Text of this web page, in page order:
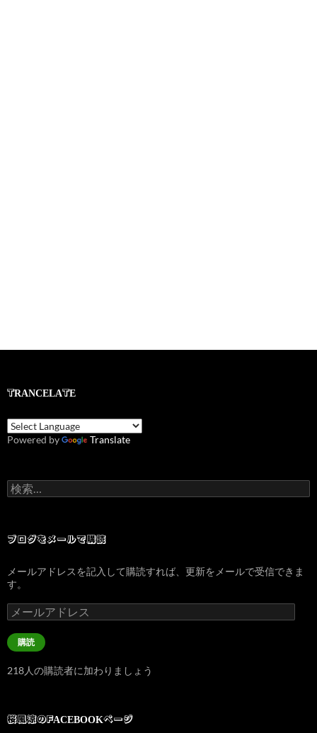
TRANCELATE
Powered by Translate
検
索:
ブログをメールで購読
メールアドレスを記入して購読すれば、更新をメールで受信できま
す。
メ
ー
ル
ア
レ
購読
218人の購読者に加わりましょう
桜風涼のFACEBOOKページ